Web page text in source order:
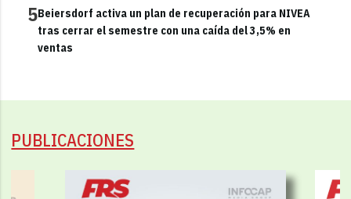
5Beiersdorf activa un plan de recuperación para NIVEA
tras cerrar el semestre con una caída del 3,5% en
ventas
PUBLICACIONES